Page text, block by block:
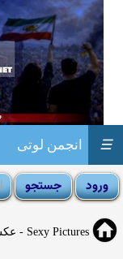
انجمن لوتی ☰
Sexy Pictures - عکس سکسی خارجی